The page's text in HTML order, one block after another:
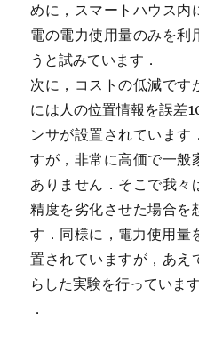
めに，スマートハウス内
電の電力使用量のみを利
うと試みています．
次に，コストの低減です
には人の位置情報を誤差
ンサが設置されていま
すが，非常に高価で一般
ありません．そこで我々
精度を劣化させた場合を
す．同様に，電力使用量
置されていますが，あえ
らした実験を行っています
．